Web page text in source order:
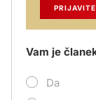
Vam je
Da